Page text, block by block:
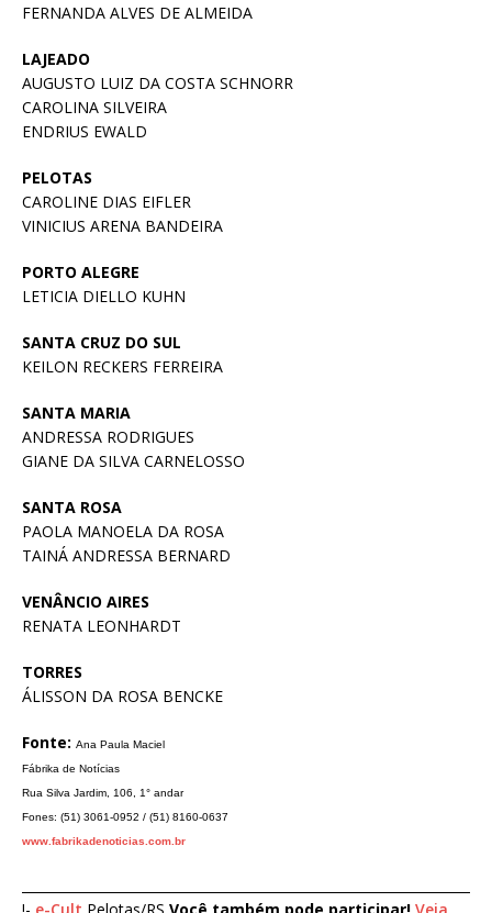
FERNANDA ALVES DE ALMEIDA
LAJEADO
AUGUSTO LUIZ DA COSTA SCHNORR
CAROLINA SILVEIRA
ENDRIUS EWALD
PELOTAS
CAROLINE DIAS EIFLER
VINICIUS ARENA BANDEIRA
PORTO ALEGRE
LETICIA DIELLO KUHN
SANTA CRUZ DO SUL
KEILON RECKERS FERREIRA
SANTA MARIA
ANDRESSA RODRIGUES
GIANE DA SILVA CARNELOSSO
SANTA ROSA
PAOLA MANOELA DA ROSA
TAINÁ ANDRESSA BERNARD
VENÂNCIO AIRES
RENATA LEONHARDT
TORRES
ÁLISSON DA ROSA BENCKE
Fonte: Ana Paula Maciel
Fábrika de Notícias
Rua Silva Jardim, 106, 1° andar
Fones: (51) 3061-0952 / (51) 8160-0637
www.fabrikadenoticias.com.br